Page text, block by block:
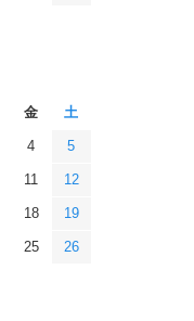
金 土
4 5
11 12
18 19
25 26